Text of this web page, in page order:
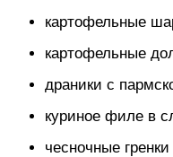
картофельные
картофельные
драники с
куриное филе в
чесночные гренки